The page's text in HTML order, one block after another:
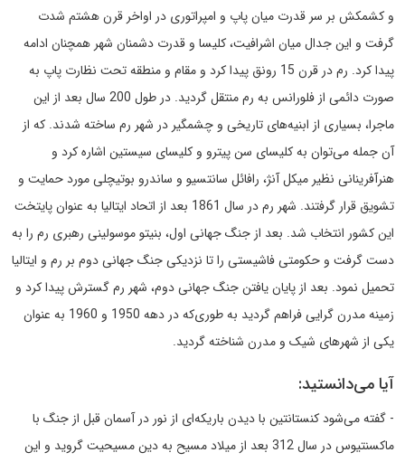
و کشمکش بر سر قدرت میان پاپ و امپراتوری در اواخر قرن هشتم شدت
گرفت و این جدال میان اشرافیت، کلیسا و قدرت دشمنان شهر همچنان ادامه
پیدا کرد. رم در قرن 15 رونق پیدا کرد و مقام و منطقه تحت نظارت پاپ به
صورت دائمی از فلورانس به رم منتقل گردید. در طول 200 سال بعد از این
ماجرا، بسیاری از ابنیه‌های تاریخی و چشمگیر در شهر رم ساخته شدند. که از
آن جمله می‌توان به کلیسای سن پیترو و کلیسای سیستین اشاره کرد و
هنرآفرینانی نظیر میکل آنژ، رافائل سانتسیو و ساندرو بوتیچلی مورد حمایت و
تشویق قرار گرفتند. شهر رم در سال 1861 بعد از اتحاد ایتالیا به عنوان پایتخت
این کشور انتخاب شد. بعد از جنگ جهانی اول، بنیتو موسولینی رهبری رم را به
دست گرفت و حکومتی فاشیستی را تا نزدیکی جنگ جهانی دوم بر رم و ایتالیا
تحمیل نمود. بعد از پایان یافتن جنگ جهانی دوم، شهر رم گسترش پیدا کرد و
زمینه مدرن گرایی فراهم گردید به طوری‌که در دهه 1950 و 1960 به عنوان
یکی از شهرهای شیک و مدرن شناخته گردید.
آیا می‌دانستید:
- گفته می‌شود کنستانتین با دیدن باریکه‌ای از نور در آسمان قبل از جنگ با
ماکسنتیوس در سال 312 بعد از میلاد مسیح به دین مسیحیت گروید و این